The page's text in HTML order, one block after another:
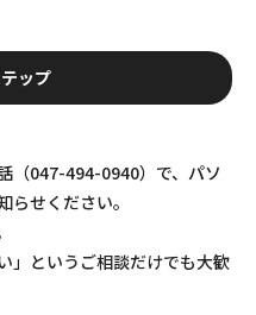
ップ
（047-494-0940）で、パソ
せください。
」というご相談だけでも大歓